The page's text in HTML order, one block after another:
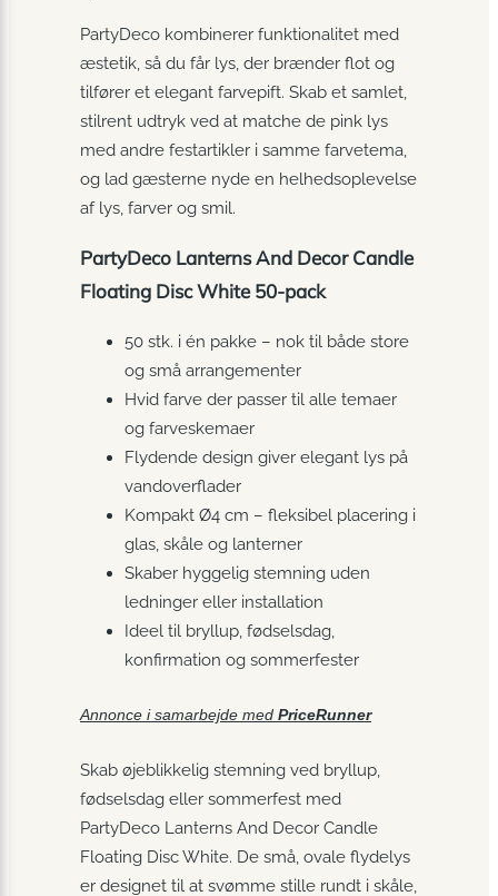
PartyDeco kombinerer funktionalitet med
æstetik, så du får lys, der brænder flot og
tilfører et elegant farvepift. Skab et samlet,
stilrent udtryk ved at matche de pink lys
med andre festartikler i samme farvetema,
og lad gæsterne nyde en helhedsoplevelse
af lys, farver og smil.
PartyDeco Lanterns And Decor Candle
Floating Disc White 50-pack
50 stk. i én pakke – nok til både store
og små arrangementer
Hvid farve der passer til alle temaer
og farveskemaer
Flydende design giver elegant lys på
vandoverflader
Kompakt Ø4 cm – fleksibel placering i
glas, skåle og lanterner
Skaber hyggelig stemning uden
ledninger eller installation
Ideel til bryllup, fødselsdag,
konfirmation og sommerfester
Annonce i samarbejde med PriceRunner
Skab øjeblikkelig stemning ved bryllup,
fødselsdag eller sommerfest med
PartyDeco Lanterns And Decor Candle
Floating Disc White. De små, ovale flydelys
er designet til at svømme stille rundt i skåle,